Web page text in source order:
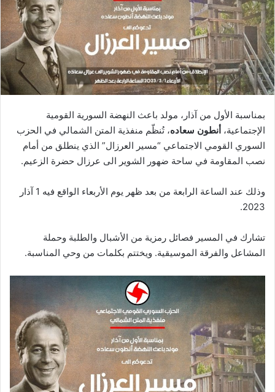
بمناسبة الأول من آذار، مولد باعث النهضة السورية القومية
الإجتماعية، أنطون سعاده، تُنظّم منفذية المتن الشمالي في الحزب
السوري القومي الاجتماعي “مسير العرزال” الذي ينطلق من أمام
نصب المقاومة في ساحة ضهور الشوير الى عرزال حضرة الزعيم.
وذلك عند الساعة الرابعة من بعد ظهر يوم الأربعاء الواقع فيه 1 آذار
2023.
تشارك في المسير فصائل رمزية من الأشبال والطلبة وحملة
المشاعل والفرقة الموسيقية. ويختتم بكلمات من وحي المناسبة.